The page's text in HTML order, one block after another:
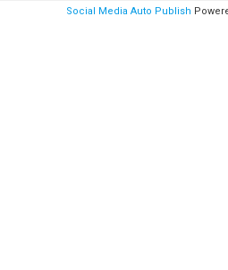
Social Media Auto Publish